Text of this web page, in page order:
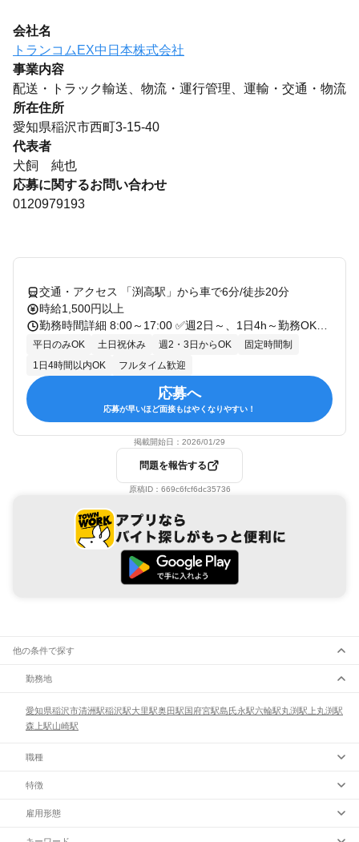
会社名
トランコムEX中日本株式会社
事業内容
配送・トラック輸送、物流・運行管理、運輸・交通・物流
所在住所
愛知県稲沢市西町3-15-40
代表者
犬飼 純也
応募に関するお問い合わせ
0120979193
交通・アクセス 「渕高駅」から車で6分/徒歩20分
時給1,500円以上
平日のみOK 土日祝休み 週2・3日からOK
固定時間制
1日4時間以内OK
フルタイム歓迎
応募へ
応募が早いほど面接もはやくなりやすい！
掲載開始日： 2026/01/29
問題を報告する
原稿ID： 669c6fcf6dc35736
他の条件で探す
勤務地
愛知県稲沢市清洲駅稲沢駅大里駅奥田駅 国府宮駅島氏永駅六輪駅丸渕駅 上丸渕駅
森上駅山崎駅
職種
特徴
雇用形態